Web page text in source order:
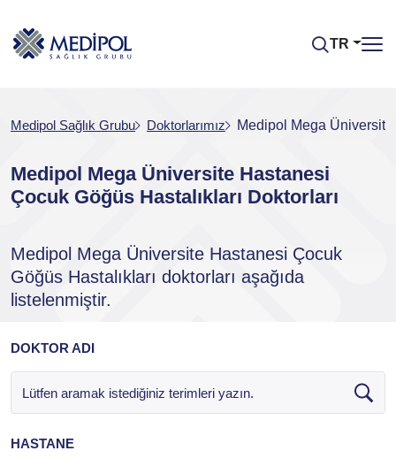
TR
Medipol Sağlık Grubu Doktorlarımız Medipol Mega Üniversite
Medipol Mega Üniversite Hastanesi
Çocuk Göğüs Hastalıkları Doktorları
Medipol Mega Üniversite Hastanesi Çocuk
Göğüs Hastalıkları doktorları aşağıda
listelenmiştir.
DOKTOR ADI
HASTANE